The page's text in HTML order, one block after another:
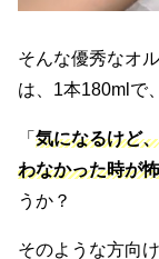
そんな優秀なオ
は、1本180mlで
「 気になるけど
わなかった時が
うか？
そのような方向け